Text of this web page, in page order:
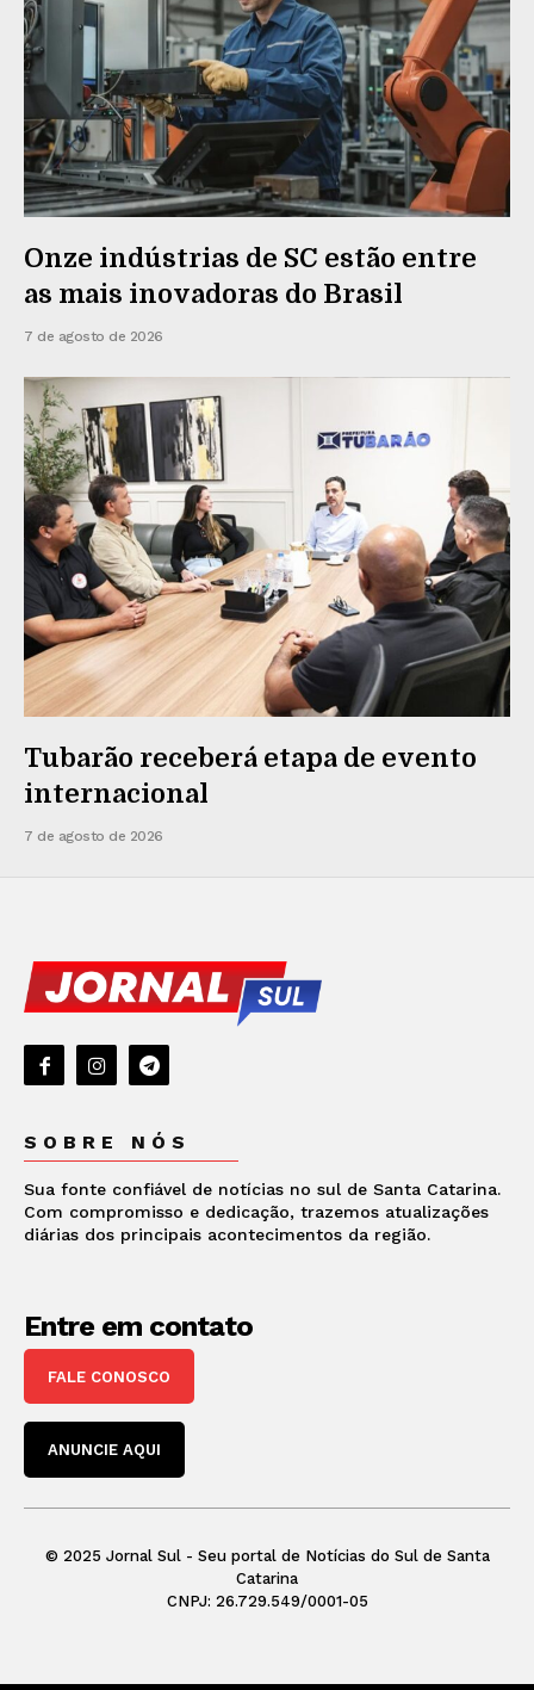
Onze indústrias de SC estão entre
as mais inovadoras do Brasil
7 de agosto de 2026
Tubarão receberá etapa de evento
internacional
7 de agosto de 2026
SOBRE NÓS
Sua fonte confiável de notícias no sul de Santa Catarina.
Com compromisso e dedicação, trazemos atualizações
diárias dos principais acontecimentos da região.
Entre em contato
FALE CONOSCO
ANUNCIE AQUI
© 2025 Jornal Sul - Seu portal de Notícias do Sul de Santa
Catarina
CNPJ: 26.729.549/0001-05